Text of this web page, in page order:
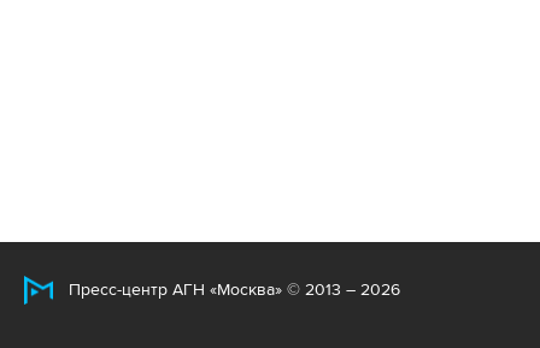
Пресс-центр АГН «Москва» © 2013 – 2026